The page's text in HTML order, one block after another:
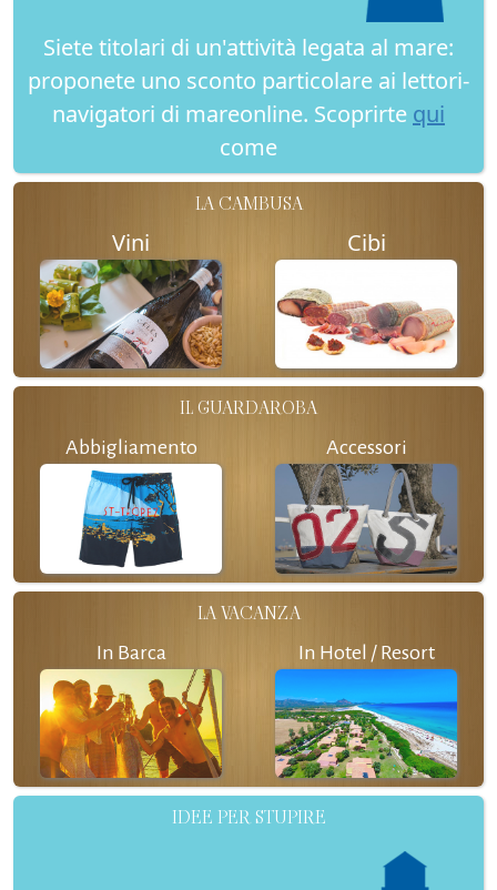
Siete titolari di un'attività legata al mare:
proponete uno sconto particolare ai lettori-
navigatori di mareonline. Scoprirte qui
come
LA CAMBUSA
Vini Cibi
IL GUARDAROBA
Abbigliamento Accessori
LA VACANZA
In Barca In Hotel / Resort
IDEE PER STUPIRE